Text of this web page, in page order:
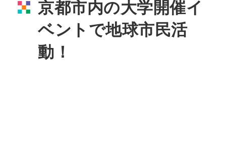
京都市内の大学開催イ
ベントで地球市民活
動！